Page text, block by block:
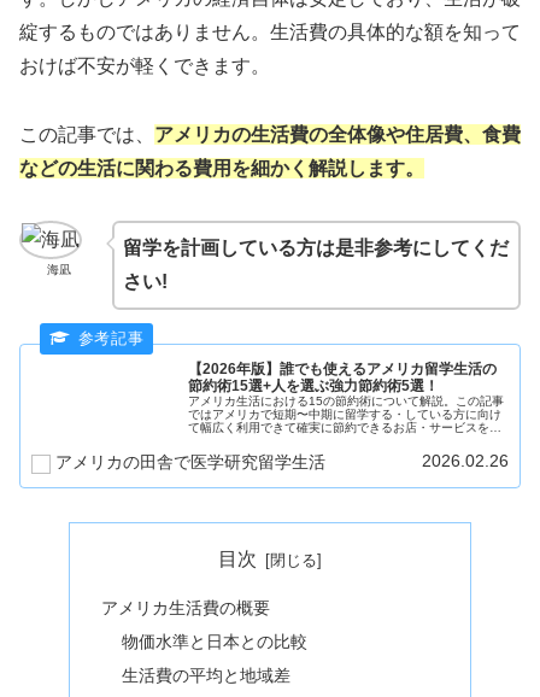
綻するものではありません。生活費の具体的な額を知って
おけば不安が軽くできます。
この記事では、 アメリカの生活費の全体像や住居費、食費
などの生活に関わる費用を細かく解説します。
海凪
留学を計画している方は是非参考にしてくだ
さい!
【2026年版】誰でも使えるアメリカ留学生活の
節約術15選+人を選ぶ強力節約術5選！
アメリカ生活における15の節約術について解説。この記事
ではアメリカで短期〜中期に留学する・している方に向け
て幅広く利用できて確実に節約できるお店・サービスを15
下げずに安く楽しみましょう！
アメリカの田舎で医学研究留学生活 2026.02.26
目次
アメリカ生活費の概要
物価水準と日本との比較
生活費の平均と地域差